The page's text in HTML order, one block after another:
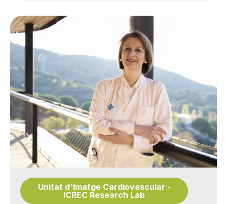
Unitat d'Imatge Cardiovascular -
ICREC Research Lab